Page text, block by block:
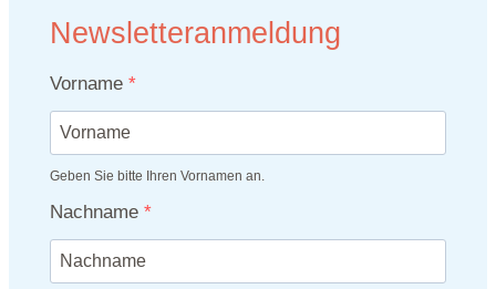
Newsletteranmeldung
Vorname
Geben Sie bitte Ihren Vornamen an.
Nachname